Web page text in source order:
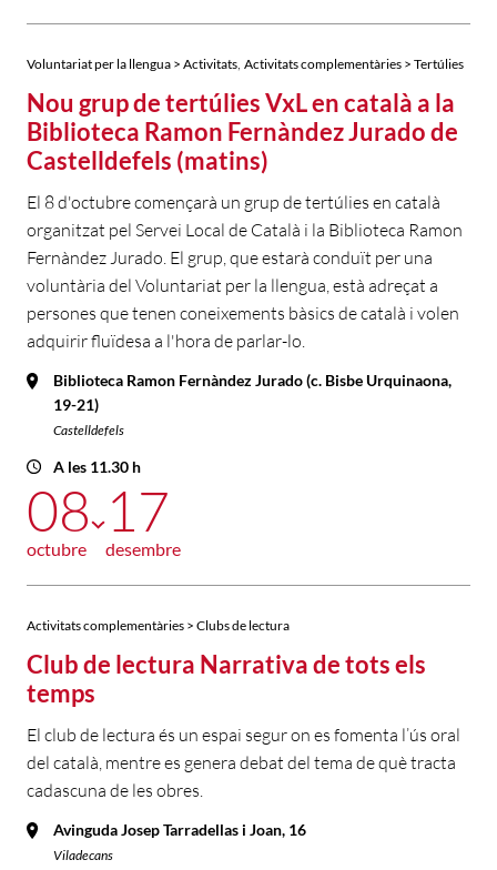
Voluntariat per la llengua > Activitats Activitats complementàries > Tertúlies
Nou grup de tertúlies VxL en català a la
Biblioteca Ramon Fernàndez Jurado de
Castelldefels (matins)
El 8 d'octubre començarà un grup de tertúlies en català
organitzat pel Servei Local de Català i la Biblioteca Ramon
Fernàndez Jurado. El grup, que estarà conduït per una
voluntària del Voluntariat per la llengua, està adreçat a
persones que tenen coneixements bàsics de català i volen
adquirir fluïdesa a l'hora de parlar-lo.
Biblioteca Ramon Fernàndez Jurado (c. Bisbe Urquinaona,
19-21)
Castelldefels
A les 11.30 h
08
octubre
17
desembre
Activitats complementàries > Clubs de lectura
Club de lectura Narrativa de tots els
temps
El club de lectura és un espai segur on es fomenta l’ús oral
del català, mentre es genera debat del tema de què tracta
cadascuna de les obres.
Avinguda Josep Tarradellas i Joan, 16
Viladecans